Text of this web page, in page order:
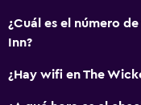
Accesibilidad y
¿Cuál es el número
Inn?
¿Hay wifi en The